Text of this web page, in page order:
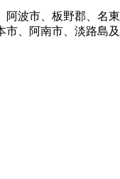
阿波市、板野郡、名東
市、阿南市、淡路島及